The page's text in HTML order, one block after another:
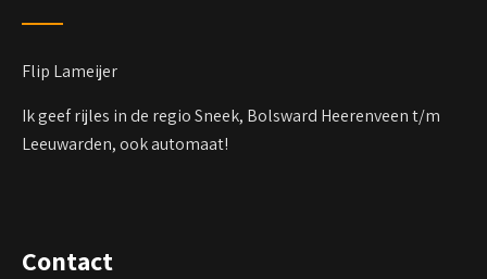
Flip Lameijer
Ik geef rijles in de regio Sneek, Bolsward Heerenveen t/m
Leeuwarden, ook automaat!
Contact